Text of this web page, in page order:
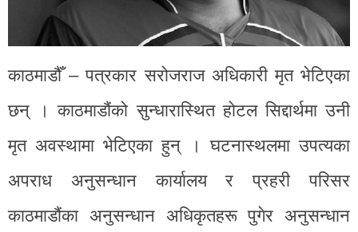
काठमाडौँ – पत्रकार सरोजराज अधिकारी मृत भेटिएका
छन् । काठमाडौंको सुन्धारास्थित होटल सिद्दार्थमा उनी
मृत अवस्थामा भेटिएका हुन् । घटनास्थलमा उपत्यका
अपराध अनुसन्धान कार्यालय र प्रहरी परिसर
काठमाडौंका अनुसन्धान अधिकृतहरू पुगेर अनुसन्धान